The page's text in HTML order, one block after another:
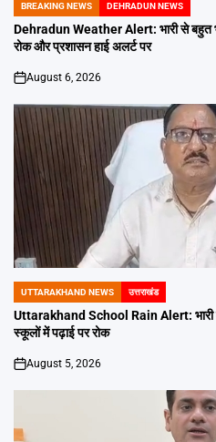
POSTED
IN
BREAKING NEWS DEHRADUN NEWS
Dehradun Weather Alert: भारी से बहुत
रोक और प्रशासन हाई अलर्ट पर
on
August 6, 2026
POSTED
IN
UTTARAKHAND NEWS उत्तराखंड
Uttarakhand School Rain Alert: भारी
स्कूलों में पढ़ाई पर रोक
on
August 5, 2026